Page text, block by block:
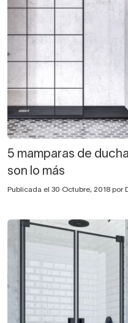
5 mamparas de
son lo más
Publicada el 30 Octubre, 2018 por